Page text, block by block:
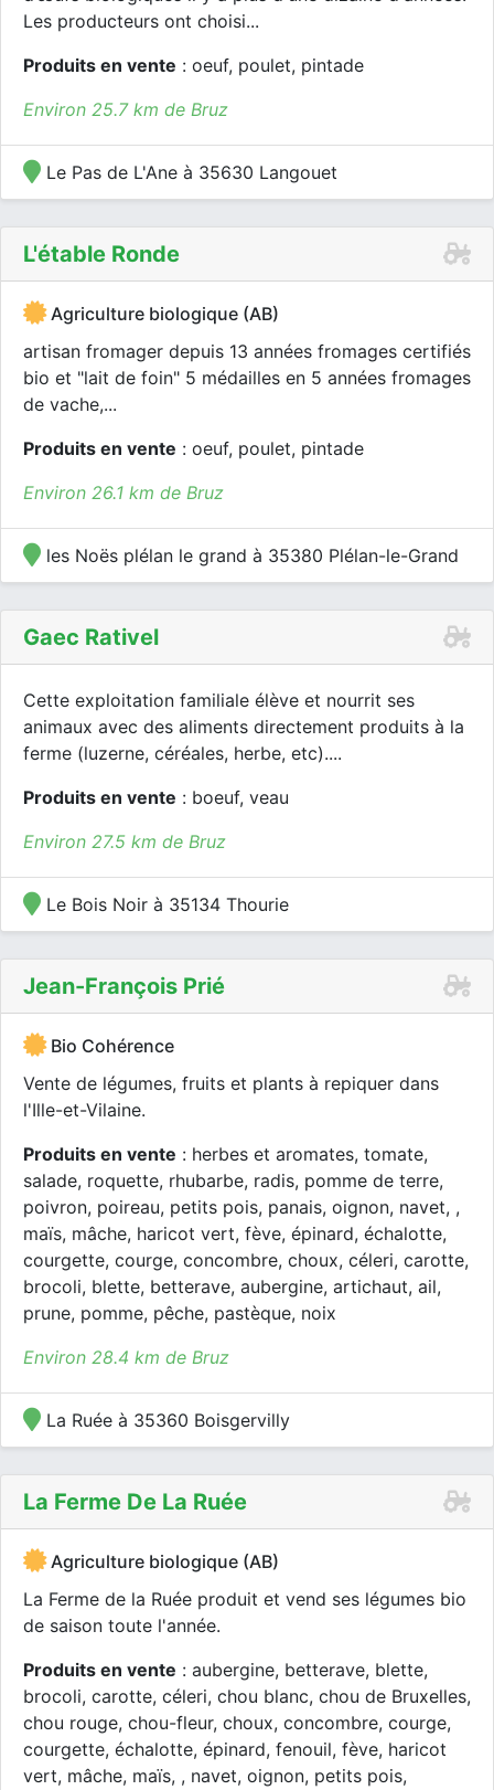
Les producteurs ont choisi...
Produits en vente : oeuf, poulet, pintade
Environ 25.7 km de Bruz
Le Pas de L'Ane à 35630 Langouet
L'étable Ronde
Agriculture biologique (AB)
artisan fromager depuis 13 années fromages certifiés
bio et "lait de foin" 5 médailles en 5 années fromages
de vache,...
Produits en vente : oeuf, poulet, pintade
Environ 26.1 km de Bruz
les Noës plélan le grand à 35380 Plélan-le-Grand
Gaec Rativel
Cette exploitation familiale élève et nourrit ses
animaux avec des aliments directement produits à la
ferme (luzerne, céréales, herbe, etc)....
Produits en vente : boeuf, veau
Environ 27.5 km de Bruz
Le Bois Noir à 35134 Thourie
Jean-François Prié
Bio Cohérence
Vente de légumes, fruits et plants à repiquer dans
l'Ille-et-Vilaine.
Produits en vente : herbes et aromates, tomate,
salade, roquette, rhubarbe, radis, pomme de terre,
poivron, poireau, petits pois, panais, oignon, navet, ,
maïs, mâche, haricot vert, fève, épinard, échalotte,
courgette, courge, concombre, choux, céleri, carotte,
brocoli, blette, betterave, aubergine, artichaut, ail,
prune, pomme, pêche, pastèque, noix
Environ 28.4 km de Bruz
La Ruée à 35360 Boisgervilly
La Ferme De La Ruée
Agriculture biologique (AB)
La Ferme de la Ruée produit et vend ses légumes bio
de saison toute l'année.
Produits en vente : aubergine, betterave, blette,
brocoli, carotte, céleri, chou blanc, chou de Bruxelles,
chou rouge, chou-fleur, choux, concombre, courge,
courgette, échalotte, épinard, fenouil, fève, haricot
vert, mâche, maïs, , navet, oignon, petits pois,